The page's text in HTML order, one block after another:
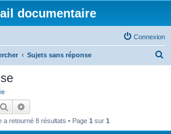
documentaire
Connexion
Sujets sans réponse
Rechercher
a retourné 8 résultats • Page 1 sur 1